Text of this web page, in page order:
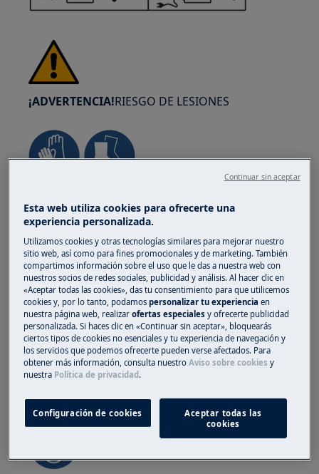
¡ADVERTENCIA!RIESGO DE LESIONES
los aparatos pesados, lo más seguro es que los
trasladen dos personas. Utilice siempre guantes
de seguridad y calzado de seguridad. Lleve
guantes de seguridad en todo momento para
protegerse de cortes producidos por bordes
afilados.
Esta web utiliza cookies para ofrecerte una
experiencia personalizada.
Utilizamos cookies y otras tecnologías similares para mejorar nuestro
sitio web, así como para fines promocionales y de marketing. También
compartimos información sobre el uso que le das a nuestra web con
nuestros socios de redes sociales, publicidad y análisis. Al hacer clic en
«Aceptar todas las cookies», das tu consentimiento para que utilicemos
cookies y, por lo tanto, podamospersonalizar tu experienciaen
nuestra página web, realizarofertas especiales y ofrecerte publicidad
personalizada. Si haces clic en «Continuar sin aceptar», bloquearás
ciertos tipos de cookies no esenciales y tu experiencia de navegación y
los servicios que podemos ofrecerte pueden verse afectados. Para
obtener más información, consulta nuestroAviso sobre cookies y
nuestra Política de privacidad.
Configuración de cookies
Aceptar todas las
cookies
Continuar sin aceptar